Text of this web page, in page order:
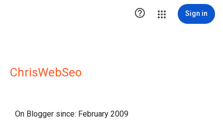
 Sign in
ChrisWebSeo
On Blogger since: February 2009